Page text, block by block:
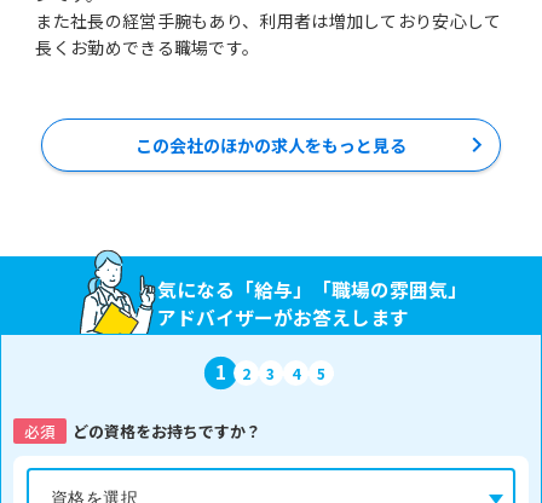
また社長の経営手腕もあり、利用者は増加しており安心して
長くお勤めできる職場です。
この会社のほかの求人をもっと見る
気になる「給与」「職場の雰囲気」
アドバイザーがお答えします
1 2 3 4 5
必須 どの資格をお持ちですか？